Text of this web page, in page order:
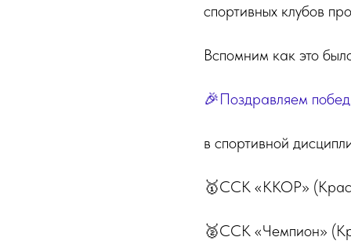
спортивных клубов
Вспомним как это
🎉Поздравляем
в спортивной
🥇ССК «ККОР»
🥈ССК «Чемпион»